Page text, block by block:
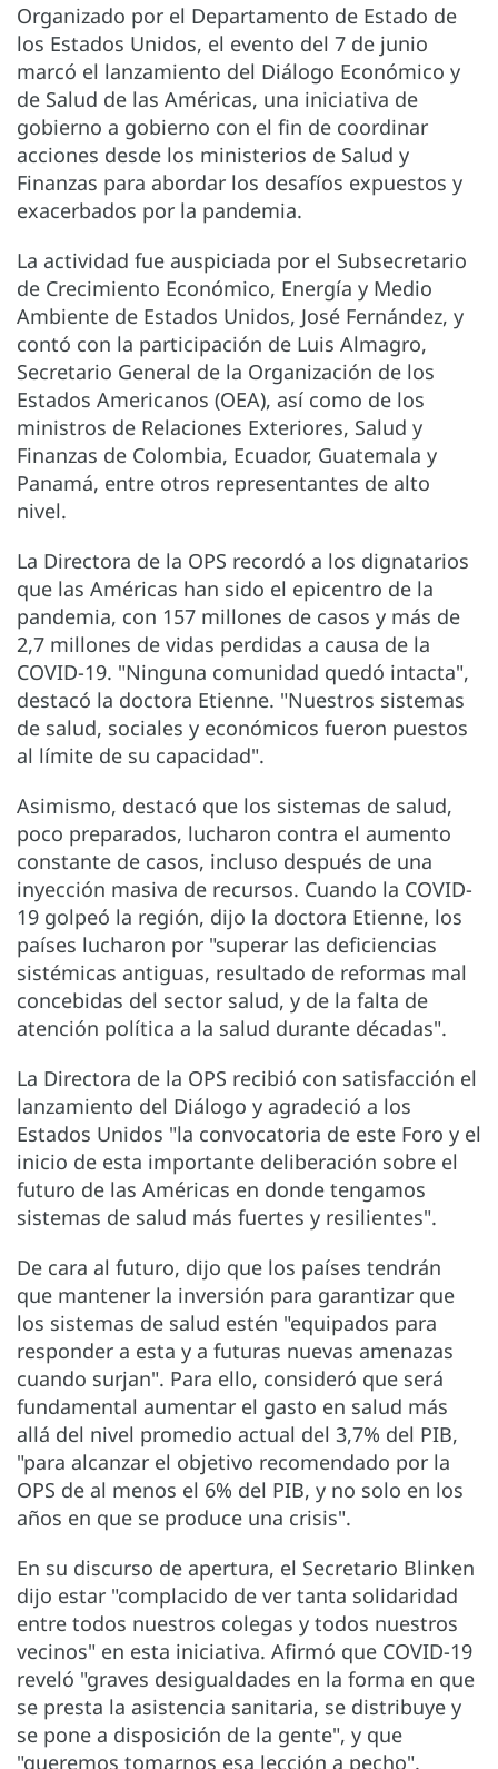
Organizado por el Departamento de Estado de
los Estados Unidos, el evento del 7 de junio
marcó el lanzamiento del Diálogo Económico y
de Salud de las Américas, una iniciativa de
gobierno a gobierno con el fin de coordinar
acciones desde los ministerios de Salud y
Finanzas para abordar los desafíos expuestos y
exacerbados por la pandemia.
La actividad fue auspiciada por el Subsecretario
de Crecimiento Económico, Energía y Medio
Ambiente de Estados Unidos, José Fernández, y
contó con la participación de Luis Almagro,
Secretario General de la Organización de los
Estados Americanos (OEA), así como de los
ministros de Relaciones Exteriores, Salud y
Finanzas de Colombia, Ecuador, Guatemala y
Panamá, entre otros representantes de alto
nivel.
La Directora de la OPS recordó a los dignatarios
que las Américas han sido el epicentro de la
pandemia, con 157 millones de casos y más de
2,7 millones de vidas perdidas a causa de la
COVID-19. "Ninguna comunidad quedó intacta",
destacó la doctora Etienne. "Nuestros sistemas
de salud, sociales y económicos fueron puestos
al límite de su capacidad".
Asimismo, destacó que los sistemas de salud,
poco preparados, lucharon contra el aumento
constante de casos, incluso después de una
inyección masiva de recursos. Cuando la COVID-
19 golpeó la región, dijo la doctora Etienne, los
países lucharon por "superar las deficiencias
sistémicas antiguas, resultado de reformas mal
concebidas del sector salud, y de la falta de
atención política a la salud durante décadas".
La Directora de la OPS recibió con satisfacción el
lanzamiento del Diálogo y agradeció a los
Estados Unidos "la convocatoria de este Foro y el
inicio de esta importante deliberación sobre el
futuro de las Américas en donde tengamos
sistemas de salud más fuertes y resilientes".
De cara al futuro, dijo que los países tendrán
que mantener la inversión para garantizar que
los sistemas de salud estén "equipados para
responder a esta y a futuras nuevas amenazas
cuando surjan". Para ello, consideró que será
fundamental aumentar el gasto en salud más
allá del nivel promedio actual del 3,7% del PIB,
"para alcanzar el objetivo recomendado por la
OPS de al menos el 6% del PIB, y no solo en los
años en que se produce una crisis".
En su discurso de apertura, el Secretario Blinken
dijo estar "complacido de ver tanta solidaridad
entre todos nuestros colegas y todos nuestros
vecinos" en esta iniciativa. Afirmó que COVID-19
reveló "graves desigualdades en la forma en que
se presta la asistencia sanitaria, se distribuye y
se pone a disposición de la gente", y que
"queremos tomarnos esa lección a pecho".